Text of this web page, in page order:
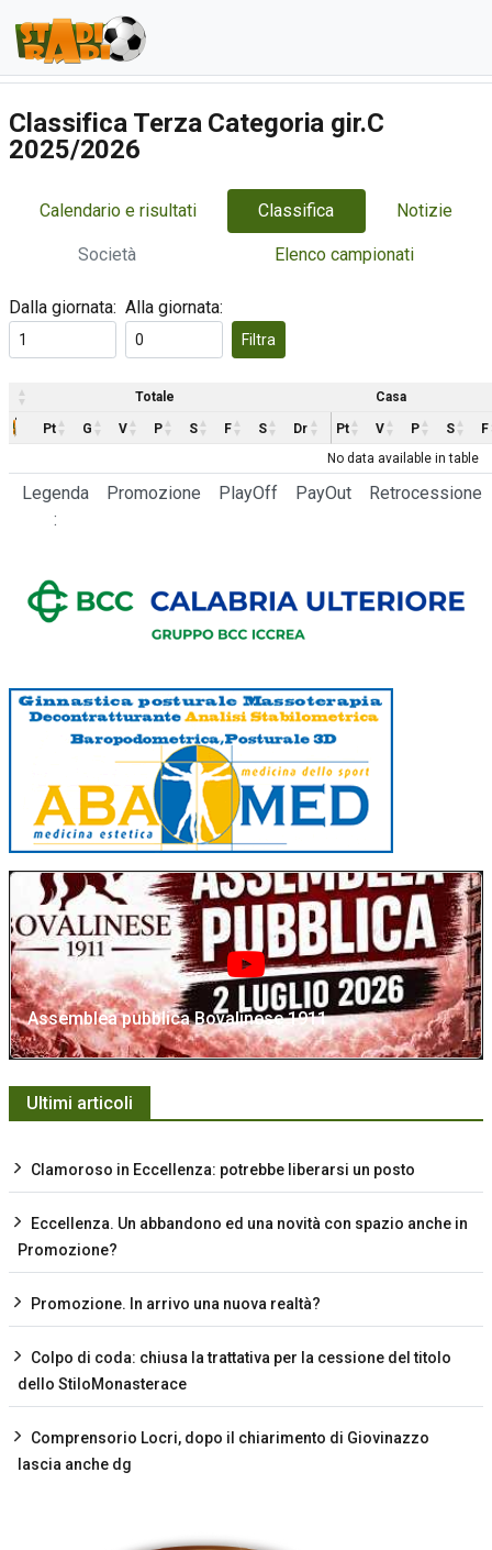
Classifica Terza Categoria gir.C
2025/2026
Calendario e risultati Classifica Notizie
Società Elenco campionati
Dalla giornata: Alla giornata:
Filtra
Totale Casa
Pt G V P S F S Dr Pt V P S
F
No data available in table
Legenda
:
Promozione PlayOff PayOut Retrocessione
Assemblea pubblica Bovalinese 1911
Ultimi articoli
Clamoroso in Eccellenza: potrebbe liberarsi un posto
Eccellenza. Un abbandono ed una novità con spazio anche in
Promozione?
Promozione. In arrivo una nuova realtà?
Colpo di coda: chiusa la trattativa per la cessione del titolo
dello StiloMonasterace
Comprensorio Locri, dopo il chiarimento di Giovinazzo
lascia anche dg